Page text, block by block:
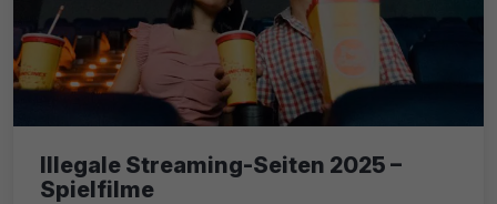
Illegale Streaming-Seiten 2025 –
Spielfilme